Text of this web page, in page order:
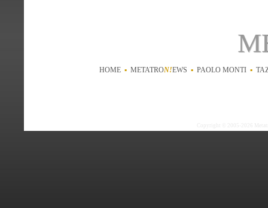
HOME ▪ METATRON!EWS ▪ PAOLO MONTI ▪